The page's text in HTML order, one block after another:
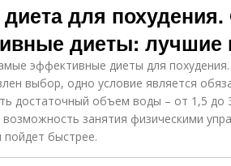
для
диеты: лучшие
эффективные диеты для
выбор, одно условие является
достаточный объем воды – от 1,5 до
занятия физическими
быстрее.